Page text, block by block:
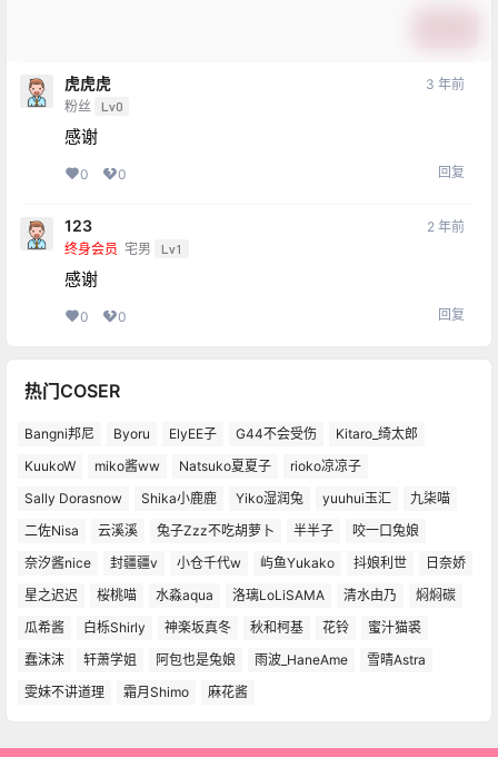
虎虎虎
粉丝 Lv0
3 年前
感谢
0 0 回复
123
终身会员 宅男 Lv1
2 年前
感谢
0 0 回复
热门COSER
Bangni邦尼 Byoru ElyEE子 G44不会受伤
Kitaro_绮太郎
KuukoW
miko酱ww Natsuko夏夏子
rioko凉凉子
Sally Dorasnow
Shika小鹿鹿 Yiko湿润兔 yuuhui玉汇
九柒喵
二佐Nisa
云溪溪 兔子Zzz不吃胡萝卜 半半子
咬一口兔娘
奈汐酱nice
封疆疆v 小仓千代w 屿鱼Yukako 抖娘利世
日奈娇
星之迟迟
桜桃喵 水淼aqua 洛璃LoLiSAMA 清水由乃
焖焖碳
瓜希酱
白栎Shirly 神楽坂真冬 秋和柯基 花铃
蜜汁猫裘
蠢沫沫
轩萧学姐 阿包也是兔娘 雨波_HaneAme
雪晴Astra
雯妹不讲道理
霜月Shimo 麻花酱